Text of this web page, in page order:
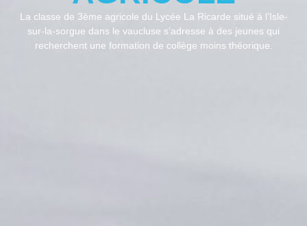
La classe de 3ème agricole du Lycée La Ricarde situé à l’Isle-
sur-la-sorgue dans le vaucluse s’adresse à des jeunes qui
recherchent une formation de collège moins théorique.